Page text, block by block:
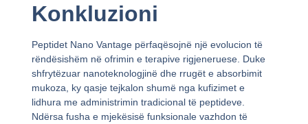
Konkluzioni
Peptidet Nano Vantage përfaqësojnë një evolucion të
rëndësishëm në ofrimin e terapive rigjeneruese. Duke
shfrytëzuar nanoteknologjinë dhe rrugët e absorbimit
mukoza, ky qasje tejkalon shumë nga kufizimet e
lidhura me administrimin tradicional të peptideve.
Ndërsa fusha e mjekësisë funksionale vazhdon të